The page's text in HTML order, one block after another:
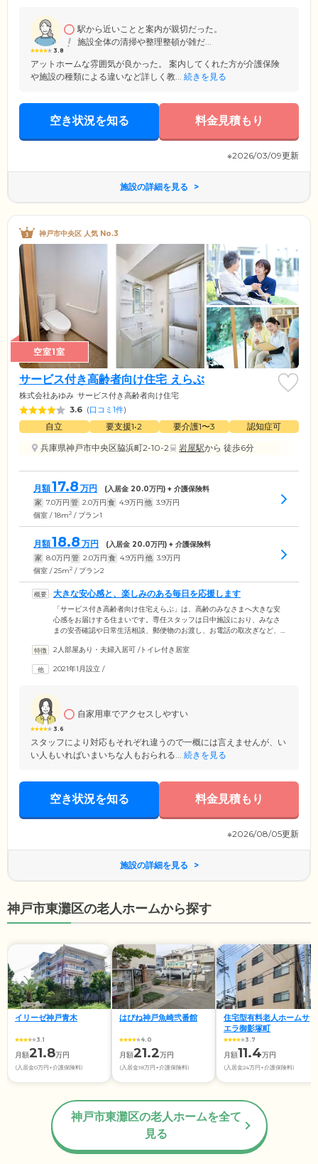
な、愛着を感じていただけるホームづくりを目指しています。
3.8
駅から近いことと案内が親切だった。
施設全体の清掃や整理整頓が雑だ...
アットホームな雰囲気が良かった。 案内してくれた方が介護保険
や施設の種類による違いなど詳しく教... 続きを見る
空き状況を知る 料金見積もり
※2026/03/09更新
施設の詳細を見る
神戸市中央区 人気 No.3
空室1室
サービス付き高齢者向け住宅 えらぶ
株式会社あゆみ サービス付き高齢者向け住宅
3.6 (口コミ1件)
自立 要支援1•2 要介護1〜3
認知症可
兵庫県神戸市中央区脇浜町2-10-2
岩屋駅から 徒歩6分
月額17.8 万円 (入居金 20.0万円) + 介護保険料
家 7.0万円 管 2.0万円 食 4.9万円 他 3.9万円
個室 / 18m2 / プラン1
月額18.8 万円 (入居金 20.0万円) + 介護保険料
家 8.0万円 管 2.0万円 食 4.9万円 他 3.9万円
個室 / 25m2 / プラン2
大きな安心感と、楽しみのある毎日を応援します
「サービス付き高齢者向け住宅えらぶ」は、高齢のみなさまへ大きな安
心感をお届けする住まいです。専任スタッフは日中施設におり、みなさ
まの安否確認や日常生活相談、郵便物のお渡し、お電話の取次ぎなど、
サービスもございますので、ぜひご利用ください。夜間はセコムと連携
けつけ、状況を把握します。介護予防や生きがい作りのため、四季折々
2人部屋あり・夫婦入居可 /トイレ付き居室
2021年1月設立 /
3.6
自家用車でアクセスしやすい
スタッフにより対応もそれぞれ違うので一概には言えませんが、い
い人もいればいまいちな人もおられる... 続きを見る
空き状況を知る 料金見積もり
※2026/08/05更新
施設の詳細を見る
神戸市東灘区の老人ホームから探す
イリーゼ神戸青木
3.1
月額21.8万円
(入居金0万円+介護保険料)
はぴね神戸魚崎弐番館
4.0
月額21.2万円
(入居金18万円+介護保険料)
住宅型有料老人ホームサ
エラ御影塚町
3.7
月額11.4万円
(入居金24万円+介護保険料)
神戸市東灘区の老人ホームを全て
見る